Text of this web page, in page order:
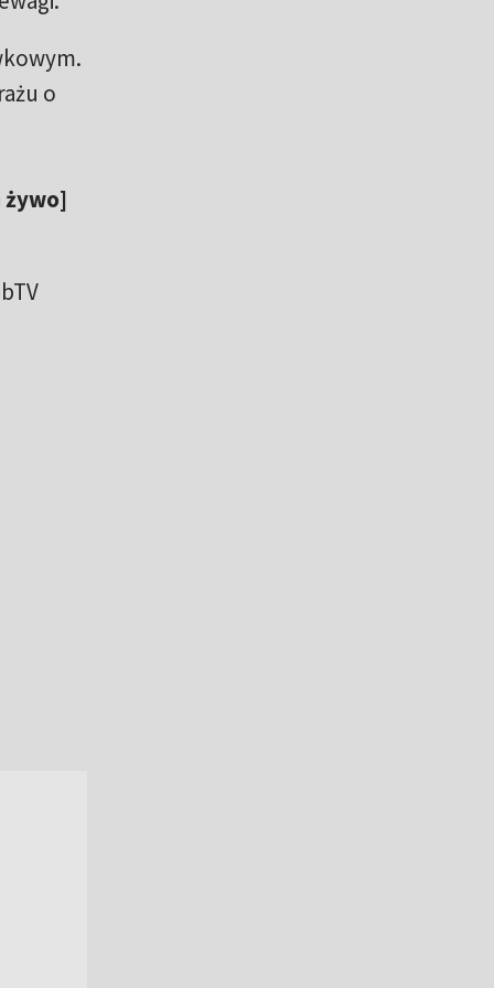
o
żywo]